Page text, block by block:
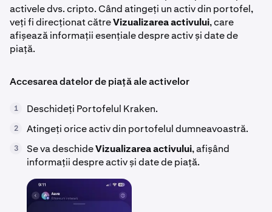
activele dvs. cripto. Când atingeți un activ din portofel,
veți fi direcționat cătreVizualizarea activului, care
afișează informații esențiale despre activ și date de
piață.
Accesarea datelor de piață ale activelor
1 Deschideți Portofelul Kraken.
2 Atingeți orice activ din portofelul dumneavoastră.
3 Se va deschideVizualizarea activului, afișând
informații despre activ și date de piață.